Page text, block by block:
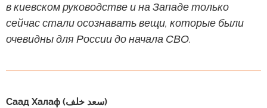
в киевском руководстве и на Западе только
сейчас стали осознавать вещи, которые были
очевидны для России до начала СВО.
Саад Халаф (سعد خلف)